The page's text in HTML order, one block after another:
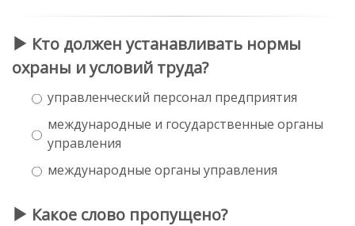
Кто должен устанавливать нормы
охраны и условий труда?
управленческий персонал предприятия
международные и государственные органы
управления
международные органы управления
Какое слово пропущено?